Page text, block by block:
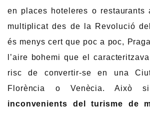
en places hoteleres o restaurants
multiplicat des de la Revolució
és menys cert que poc a poc,
l’aire bohemi que el
risc de convertir-se en una
Florència o Venècia. Això
inconvenients del turisme de